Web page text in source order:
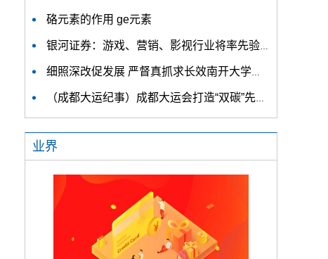
硌元素的作用 ge元素
银河证券：游戏、营销、影视行业将率先验证AI降本增效
细照深改促发展 严督真抓求长效南开大学在主题教育中持续推进检视整改
（成都大运纪事）成都大运会打造“双碳”先锋赛会 吸引捐赠碳汇39.7万吨
业界